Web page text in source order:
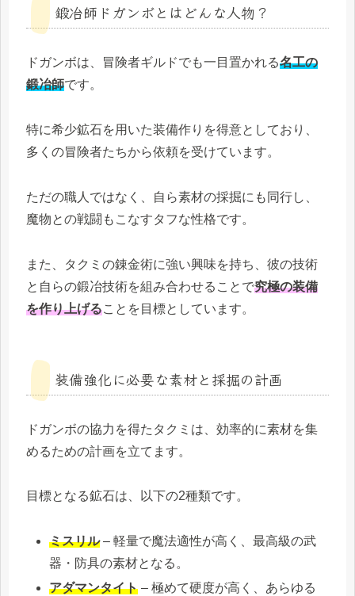
鍛冶師ドガンボとはどんな人物？
ドガンボは、冒険者ギルドでも一目置かれる名工の
鍛冶師です。
特に希少鉱石を用いた装備作りを得意としており、
多くの冒険者たちから依頼を受けています。
ただの職人ではなく、自ら素材の採掘にも同行し、
魔物との戦闘もこなすタフな性格です。
また、タクミの錬金術に強い興味を持ち、彼の技術
と自らの鍛冶技術を組み合わせることで究極の装備
を作り上げることを目標としています。
装備強化に必要な素材と採掘の計画
ドガンボの協力を得たタクミは、効率的に素材を集
めるための計画を立てます。
目標となる鉱石は、以下の2種類です。
ミスリル– 軽量で魔法適性が高く、最高級の武
器・防具の素材となる。
アダマンタイト – 極めて硬度が高く、あらゆる